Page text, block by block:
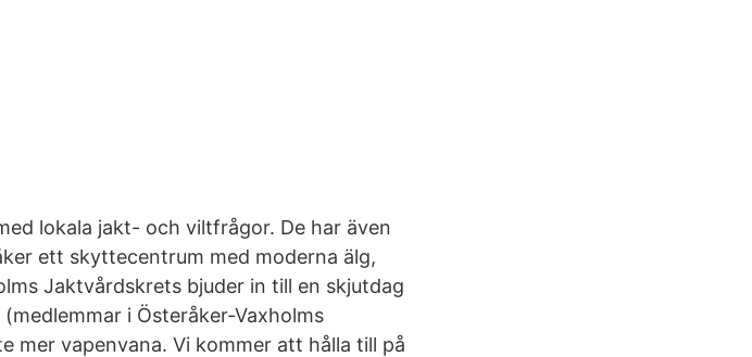
lokala jakt- och viltfrågor. De har även
ett skyttecentrum med moderna älg,
Jaktvårdskrets bjuder in till en skjutdag
i Österåker-Vaxholms
mer vapenvana. Vi kommer att hålla till på